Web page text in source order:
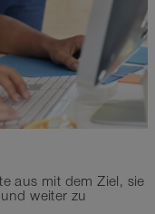
aus mit dem Ziel, sie
weiter zu